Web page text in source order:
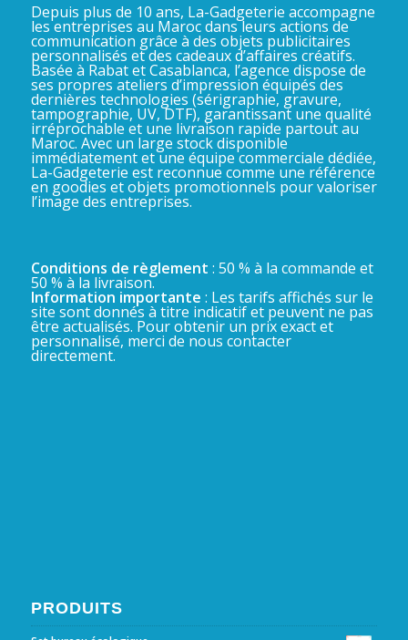
Depuis plus de 10 ans, La-Gadgeterie accompagne
les entreprises au Maroc dans leurs actions de
communication grâce à des objets publicitaires
personnalisés et des cadeaux d’affaires créatifs.
Basée à Rabat et Casablanca, l’agence dispose de
ses propres ateliers d’impression équipés des
dernières technologies (sérigraphie, gravure,
tampographie, UV, DTF), garantissant une qualité
irréprochable et une livraison rapide partout au
Maroc. Avec un large stock disponible
immédiatement et une équipe commerciale dédiée,
La-Gadgeterie est reconnue comme une référence
en goodies et objets promotionnels pour valoriser
l’image des entreprises.
Conditions de règlement : 50 % à la commande et
50 % à la livraison.
Information importante : Les tarifs affichés sur le
site sont donnés à titre indicatif et peuvent ne pas
être actualisés. Pour obtenir un prix exact et
personnalisé, merci de nous contacter
directement.
PRODUITS